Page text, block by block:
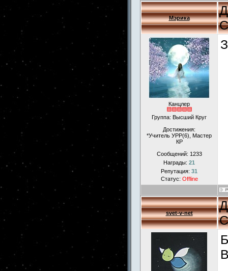
Мэрика
Канцлер
Группа: Высший Круг
Достижения:
*Учитель УРР(6), Мастер
КР
Сообщений: 1233
Награды: 21
Репутация: 31
Статус: Offline
svet-v-net